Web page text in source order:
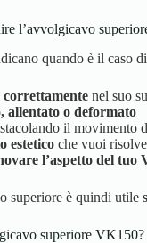
l’avvolgicavo
quando è il caso
correttamente nel suo
allentato o deformato
il movimento
estetico che vuoi
l’aspetto del tuo
superiore è quindi utile
superiore VK150?